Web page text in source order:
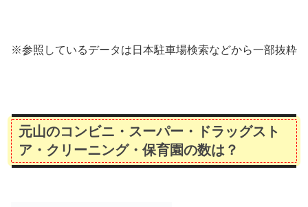
※参照しているデータは日本駐車場検索などから一部抜粋
元山のコンビニ・スーパー・ドラッグスト
ア・クリーニング・保育園の数は？